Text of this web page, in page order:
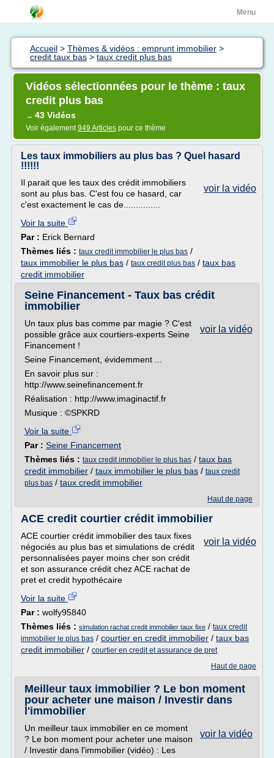
Menu
Accueil > Thèmes & vidéos : emprunt immobilier >
credit taux bas > taux credit plus bas
Vidéos sélectionnées pour le thème : taux
credit plus bas
→ 43 Vidéos
Voir également949 Articles pour ce thème
Les taux immobiliers au plus bas ? Quel hasard
!!!!!!
voir la vidéo
Il parait que les taux des crédit immobiliers
sont au plus bas. C'est fou ce hasard, car
c'est exactement le cas de...............
Voir la suite
Par : Erick Bernard
Thèmes liés : taux credit immobilier le plus bas /
taux immobilier le plus bas / taux credit plus bas / taux bas
credit immobilier
Seine Financement - Taux bas crédit
immobilier
voir la vidéo
Un taux plus bas comme par magie ? C'est
possible grâce aux courtiers-experts Seine
Financement !
Seine Financement, évidemment ...
En savoir plus sur :
http://www.seinefinancement.fr
Réalisation : http://www.imaginactif.fr
Musique : ©SPKRD
Voir la suite
Par : Seine Financement
Thèmes liés : taux credit immobilier le plus bas / taux bas
credit immobilier / taux immobilier le plus bas / taux credit
plus bas / taux credit immobilier
Haut de page
ACE credit courtier crédit immobilier
voir la vidéo
ACE courtier crédit immobilier des taux fixes
négociés au plus bas et simulations de crédit
personnalisées payer moins cher son crédit
et son assurance crédit chez ACE rachat de
pret et credit hypothécaire
Voir la suite
Par : wolfy95840
Thèmes liés : simulation rachat credit immobilier taux fixe / taux credit
immobilier le plus bas / courtier en credit immobilier / taux bas
credit immobilier / courtier en credit et assurance de pret
Haut de page
Meilleur taux immobilier ? Le bon moment
pour acheter une maison / Investir dans
l'immobilier
voir la vidéo
Un meilleur taux immobilier en ce moment
? Le bon moment pour acheter une maison
/ Investir dans l'immobilier (vidéo) : Les